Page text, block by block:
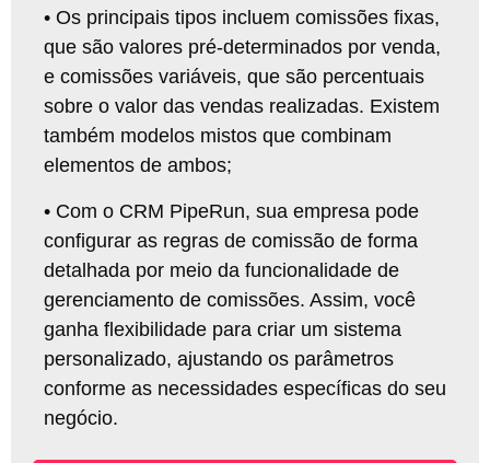
• Os principais tipos incluem comissões fixas,
que são valores pré-determinados por venda,
e comissões variáveis, que são percentuais
sobre o valor das vendas realizadas. Existem
também modelos mistos que combinam
elementos de ambos;
• Com o CRM PipeRun, sua empresa pode
configurar as regras de comissão de forma
detalhada por meio da funcionalidade de
gerenciamento de comissões. Assim, você
ganha flexibilidade para criar um sistema
personalizado, ajustando os parâmetros
conforme as necessidades específicas do seu
negócio.